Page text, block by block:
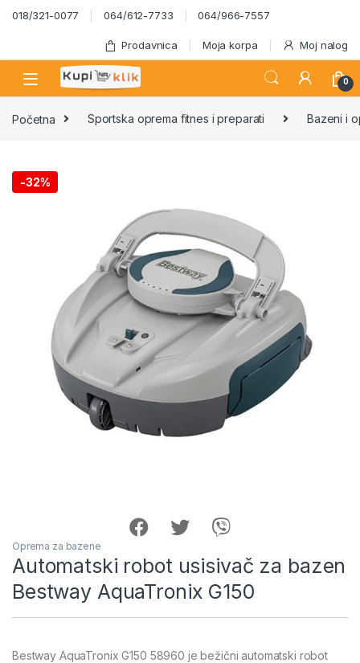
Skip to navigation
Skip to content
018/321-0077 064/612-7733 064/966-7557
Prodavnica Moja korpa Moj nalog
0
Početna Sportska oprema fitnes i preparati Bazeni i
-32%
Oprema za bazene
Automatski robot usisivač za bazen
Bestway AquaTronix G150
Bestway AquaTronix G150 58960 je bežični automatski robot